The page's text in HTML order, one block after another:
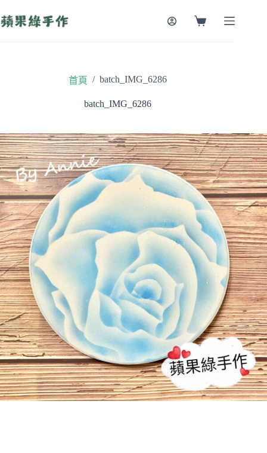
至
購
首頁 / batch_IMG_6286
batch_IMG_6286